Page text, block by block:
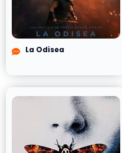
La Odisea